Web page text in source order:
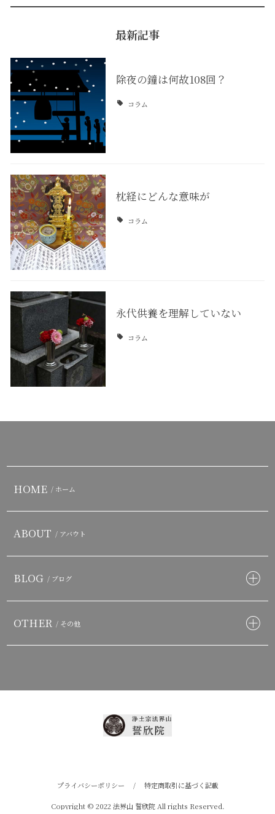
最新記事
除夜の鐘は何故108回？
コラム
枕経にどんな意味が
コラム
永代供養を理解していない
コラム
HOME / ホーム
ABOUT / アバウト
BLOG / ブログ
OTHER / その他
プライバシーポリシー / 特定商取引に基づく記載
Copyright © 2022 法界山 誓欣院 All rights Reserved.